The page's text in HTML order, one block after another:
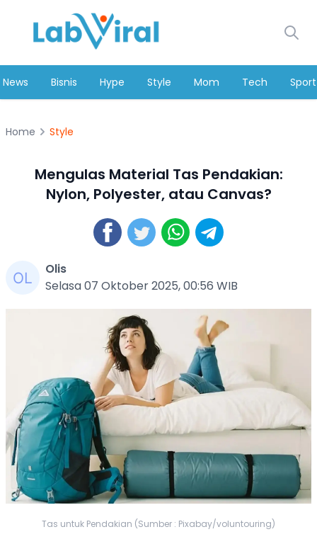
News Bisnis Hype Style Mom Tech Sport
Home Style
Mengulas Material Tas Pendakian:
Nylon, Polyester, atau Canvas?
Olis
Selasa 07 Oktober 2025, 00:56 WIB
Tas untuk Pendakian (Sumber : Pixabay/voluntouring)